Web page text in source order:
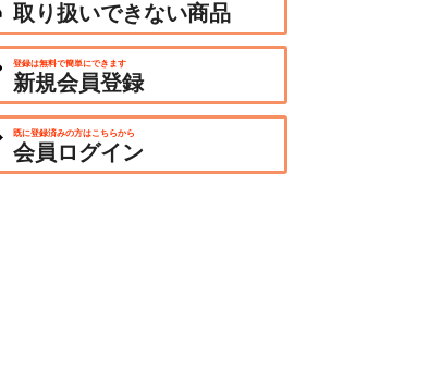
取り扱いできない商品
登録は無料で簡単にできます
新規会員登録
既に登録済みの方はこちらから
会員ログイン